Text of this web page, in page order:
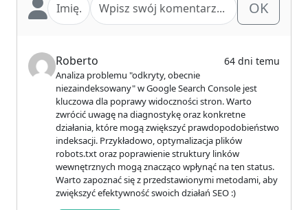
OK
Roberto 64 dni temu
Analiza problemu "odkryty, obecnie
niezaindeksowany" w Google Search Console jest
kluczowa dla poprawy widoczności stron. Warto
zwrócić uwagę na diagnostykę oraz konkretne
działania, które mogą zwiększyć prawdopodobieństwo
indeksacji. Przykładowo, optymalizacja plików
robots.txt oraz poprawienie struktury linków
wewnętrznych mogą znacząco wpłynąć na ten status.
Warto zapoznać się z przedstawionymi metodami, aby
zwiększyć efektywność swoich działań SEO :)